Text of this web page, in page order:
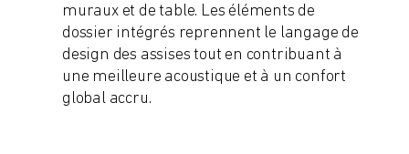
muraux et de table. Les éléments de
dossier intégrés reprennent le langage de
design des assises tout en contribuant à
une meilleure acoustique et à un confort
global accru.